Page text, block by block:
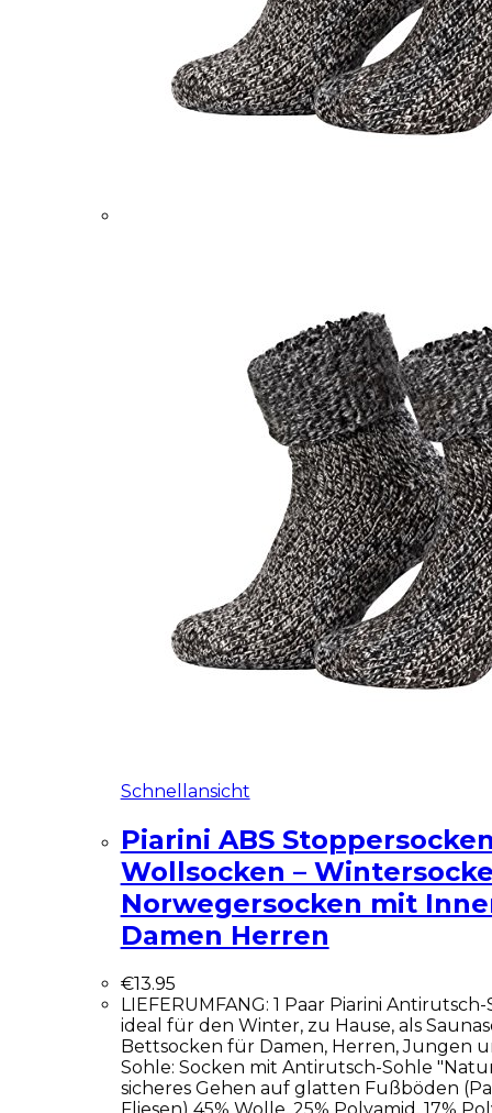
Schnellansicht
Piarini ABS Stoppersocken
Wollsocken –
Norwegersocken mit
Damen Herren
€13.95
LIEFERUMFANG: 1 Paar Piarini
ideal für den Winter, zu Hause, als
Bettsocken für Damen, Herren, Jungen
Sohle: Socken mit Antirutsch-Sohle
sicheres Gehen auf glatten Fußböden
Fliesen) 45% Wolle, 25% Polyamid, 17%